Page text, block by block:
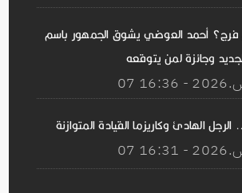
فرج؟ أحمد العوضي يشوق الجمهور باسم
وجائزة لمن يتوقعه
الهادئ وكاريزما القيادة المتوازنة